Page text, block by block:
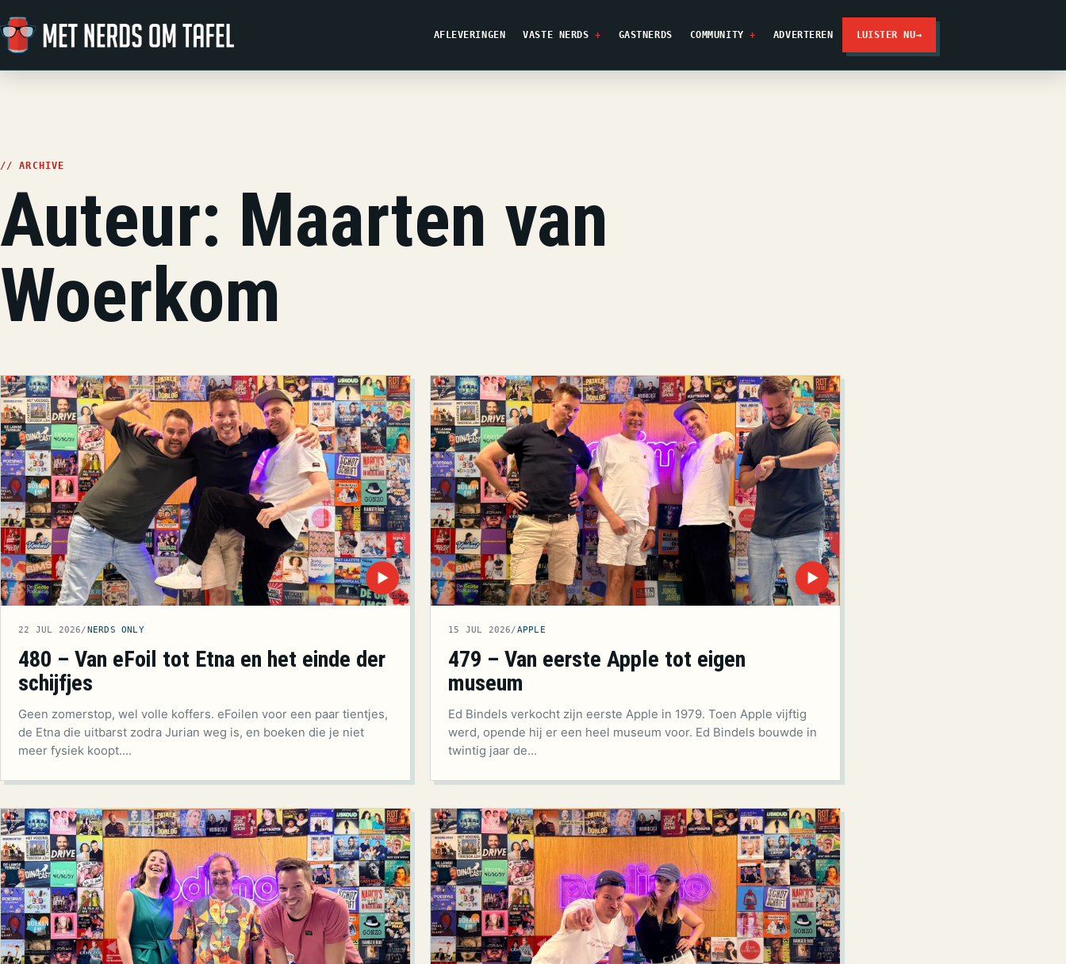
Ga naar de inhoud
AFLEVERINGEN VASTE NERDS GASTNERDS COMMUNITY ADVERTEREN LUISTER NU→
// ARCHIVE
Auteur: Maarten van
Woerkom
▶
22 JUL 2026/NERDS ONLY
480 – Van eFoil tot Etna en het einde der
schijfjes
Geen zomerstop, wel volle koffers. eFoilen voor een paar tientjes,
de Etna die uitbarst zodra Jurian weg is, en boeken die je niet
meer fysiek koopt.…
▶
15 JUL 2026/APPLE
479 – Van eerste Apple tot eigen
museum
Ed Bindels verkocht zijn eerste Apple in 1979. Toen Apple vijftig
werd, opende hij er een heel museum voor. Ed Bindels bouwde in
twintig jaar de…